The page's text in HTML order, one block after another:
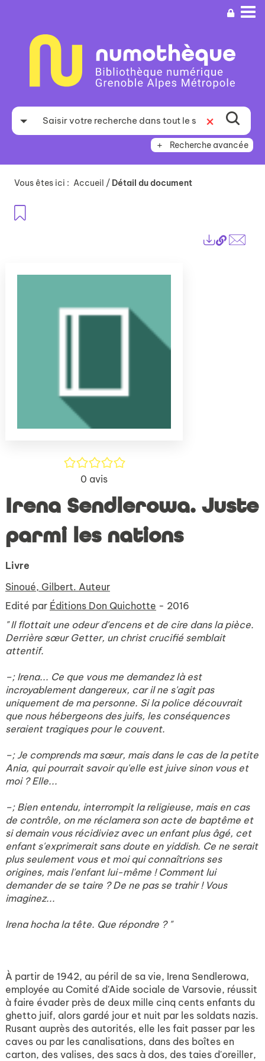
recherche
Recherche avancée
Vous êtes ici : Accueil / Détail du document
Lien
/5
0 avis
Irena Sendlerowa. Juste
parmi les nations
Livre
Sinoué, Gilbert. Auteur
Edité par Éditions Don Quichotte - 2016
" Il flottait une odeur d'encens et de cire dans la pièce.
Derrière sœur Getter, un christ crucifié semblait
attentif.
–; Irena... Ce que vous me demandez là est
incroyablement dangereux, car il ne s'agit pas
uniquement de ma personne. Si la police découvrait
que nous hébergeons des juifs, les conséquences
seraient tragiques pour le couvent.
–; Je comprends ma sœur, mais dans le cas de la petite
Ania, qui pourrait savoir qu'elle est juive sinon vous et
moi ? Elle...
–; Bien entendu, interrompit la religieuse, mais en cas
de contrôle, on me réclamera son acte de baptême et
si demain vous récidiviez avec un enfant plus âgé, cet
enfant s'exprimerait sans doute en yiddish. Ce ne serait
plus seulement vous et moi qui connaîtrions ses
origines, mais l'enfant lui-même ! Comment lui
demander de se taire ? De ne pas se trahir ! Vous
imaginez...
Irena hocha la tête. Que répondre ? "
À partir de 1942, au péril de sa vie, Irena Sendlerowa,
employée au Comité d'Aide sociale de Varsovie, réussit
à faire évader près de deux mille cinq cents enfants du
ghetto juif, alors gardé jour et nuit par les soldats nazis.
Rusant auprès des autorités, elle les fait passer par les
caves ou par les canalisations, dans des boîtes en
carton, des valises, des sacs à dos, des taies d'oreiller,